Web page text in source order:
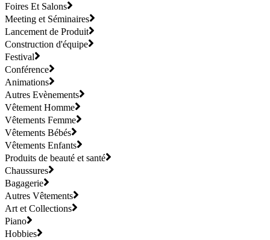
Foires Et Salons
Meeting et Séminaires
Lancement de Produit
Construction d'équipe
Festival
Conférence
Animations
Autres Evènements
Vêtement Homme
Vêtements Femme
Vêtements Bébés
Vêtements Enfants
Produits de beauté et santé
Chaussures
Bagagerie
Autres Vêtements
Art et Collections
Piano
Hobbies